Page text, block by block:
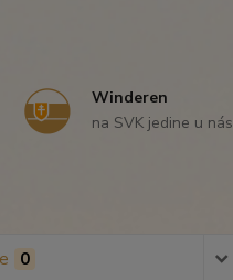
Winderen
na SVK jedine u nás
0